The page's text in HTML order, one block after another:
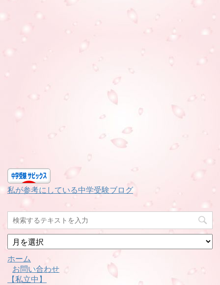
私が参考にしている中学受験ブログ
月
別
ホーム
お問い合わせ
【私立中】